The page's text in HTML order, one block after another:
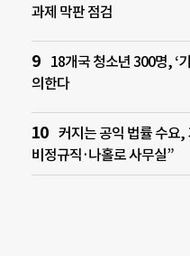
과제 막판 점검
18개국 청소년 300명, ‘
의한다
커지는 공익 법률 수요
비정규직·나홀로 사무실”